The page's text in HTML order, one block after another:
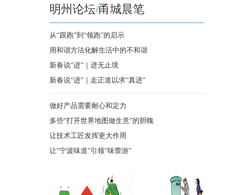
明州论坛/甬城晨笔
从“跟跑”到“领跑”的启示
用和谐方法化解生活中的不和谐
新春说“进”｜进无止境
新春说“进”｜走正道以求“真进”
做好产品需要耐心和定力
多些“打开世界地图做生意”的胆魄
让技术工匠发挥更大作用
让“宁波味道”引领“味蕾游”